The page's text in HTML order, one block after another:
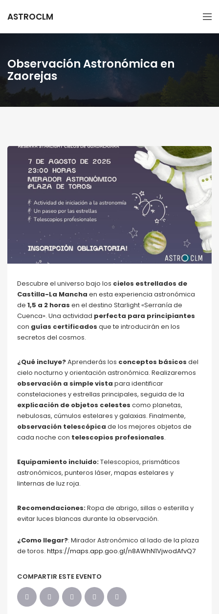
ASTROCLM
Observación Astronómica en
Zaorejas
Descubre el universo bajo los cielos estrellados de
Castilla-La Mancha en esta experiencia astronómica
de 1,5 a 2 horas en el destino Starlight «Serranía de
Cuenca». Una actividad perfecta para principiantes
con guías certificados que te introducirán en los
secretos del cosmos.
¿Qué incluye?Aprenderás los conceptos básicos del
cielo nocturno y orientación astronómica. Realizaremos
observación a simple vista para identificar
constelaciones y estrellas principales, seguida de la
explicación de objetos celestes como planetas,
nebulosas, cúmulos estelares y galaxias. Finalmente,
observación telescópica de los mejores objetos de
cada noche con telescopios profesionales.
Equipamiento incluido:Telescopios, prismáticos
astronómicos, punteros láser, mapas estelares y
linternas de luz roja.
Recomendaciones:Ropa de abrigo, sillas o esterilla y
evitar luces blancas durante la observación.
¿Como llegar?: Mirador Astronómico al lado de la plaza
de toros. https://maps.app.goo.gl/n8AWhN1VjwodAfvQ7
COMPARTIR ESTE EVENTO